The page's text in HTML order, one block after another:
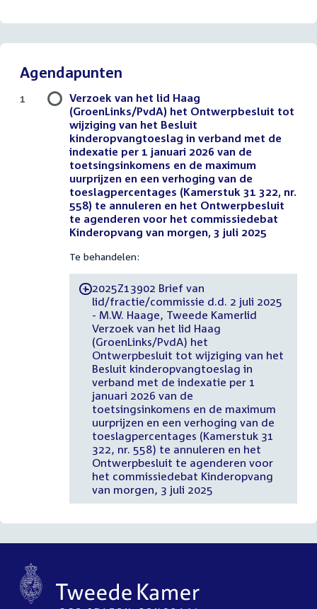
Agendapunten
Verzoek van het lid Haag
(GroenLinks/PvdA) het Ontwerpbesluit tot
wijziging van het Besluit
kinderopvangtoeslag in verband met de
indexatie per 1 januari 2026 van de
toetsingsinkomens en de maximum
uurprijzen en een verhoging van de
toeslagpercentages (Kamerstuk 31 322, nr.
558) te annuleren en het Ontwerpbesluit
te agenderen voor het commissiedebat
Kinderopvang van morgen, 3 juli 2025
Te behandelen:
-2025Z13902 Brief van
lid/fractie/commissie d.d. 2 juli 2025
- M.W. Haage, Tweede Kamerlid
Verzoek van het lid Haag
(GroenLinks/PvdA) het
Ontwerpbesluit tot wijziging van het
Besluit kinderopvangtoeslag in
verband met de indexatie per 1
januari 2026 van de
toetsingsinkomens en de maximum
uurprijzen en een verhoging van de
toeslagpercentages (Kamerstuk 31
322, nr. 558) te annuleren en het
Ontwerpbesluit te agenderen voor
het commissiedebat Kinderopvang
van morgen, 3 juli 2025
1